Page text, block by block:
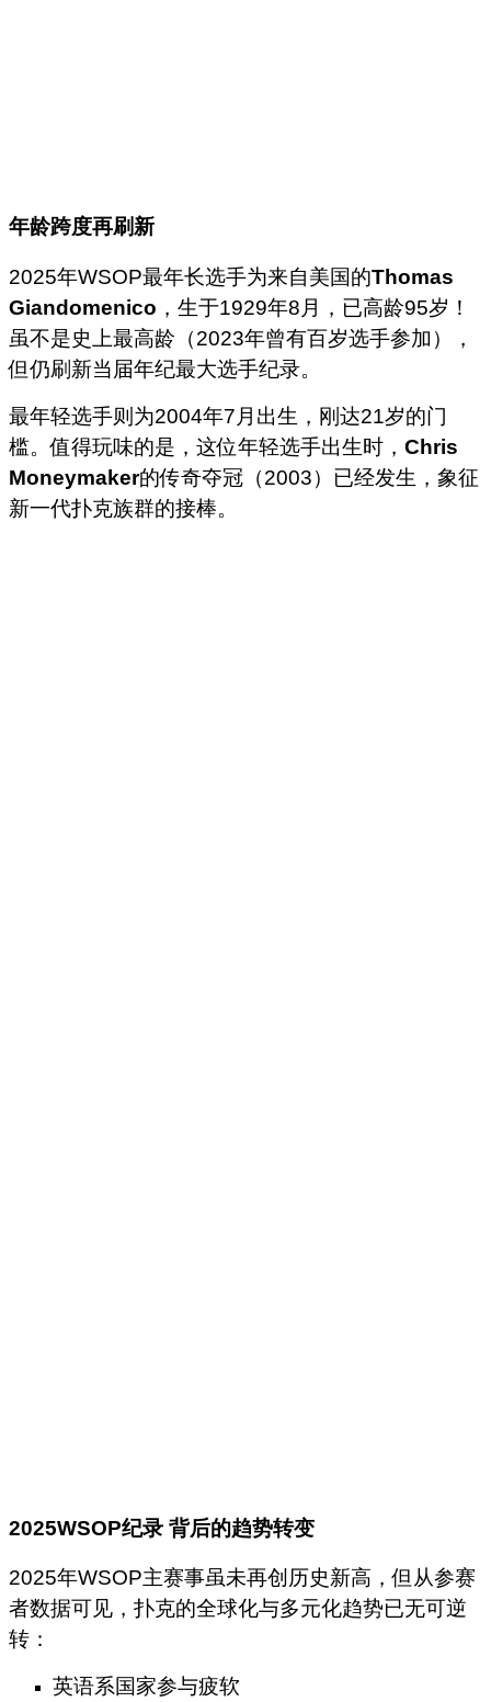
年龄跨度再刷新
2025年WSOP最年长选手为来自美国的Thomas
Giandomenico ，生于1929年8月，已高龄95岁！
虽不是史上最高龄（2023年曾有百岁选手参加），
但仍刷新当届年纪最大选手纪录。
最年轻选手则为2004年7月出生，刚达21岁的门
槛。值得玩味的是，这位年轻选手出生时， Chris
Moneymaker的传奇夺冠（2003）已经发生，象征
新一代扑克族群的接棒。
2025WSOP纪录 背后的趋势转变
2025年WSOP主赛事虽未再创历史新高，但从参赛
者数据可见，扑克的全球化与多元化趋势已无可逆
转：
英语系国家参与疲软